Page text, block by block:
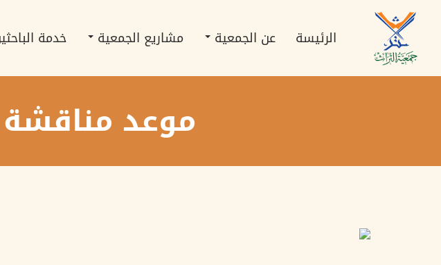
الرئيسي navigation
الرئيسة عن الجمعية مشاريع الجمعية خدمة
موعد